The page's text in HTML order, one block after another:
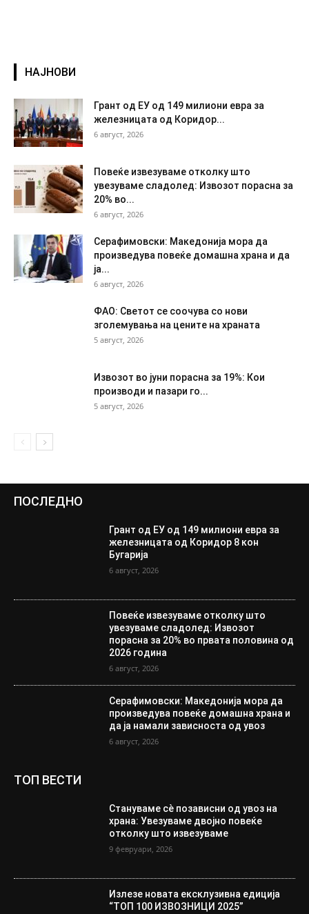
НАЈНОВИ
Грант од ЕУ од 149 милиони евра за
железницата од Коридор...
6 август, 2026
Повеќе извезуваме отколку што
увезуваме сладолед: Извозот порасна за
20% во...
6 август, 2026
Серафимовски: Македонија мора да
произведува повеќе домашна храна и да
ја...
6 август, 2026
ФАО: Светот се соочува со нови
зголемувања на цените на храната
5 август, 2026
Извозот во јуни порасна за 19%: Кои
производи и пазари го...
5 август, 2026
ПОСЛЕДНО
Грант од ЕУ од 149 милиони евра за
железницата од Коридор 8 кон
Бугарија
6 август, 2026
Повеќе извезуваме отколку што
увезуваме сладолед: Извозот
порасна за 20% во првата половина од
2026 година
6 август, 2026
Серафимовски: Македонија мора да
произведува повеќе домашна храна и
да ја намали зависноста од увоз
6 август, 2026
ТОП ВЕСТИ
Стануваме сè позависни од увоз на
храна: Увезуваме двојно повеќе
отколку што извезуваме
9 февруари, 2026
Излезе новата ексклузивна едиција
“ТОП 100 ИЗВОЗНИЦИ 2025”